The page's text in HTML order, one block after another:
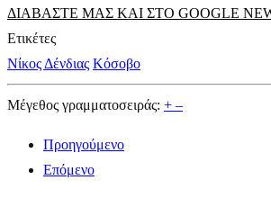
ΔΙΑΒΑΣΤΕ ΜΑΣ ΚΑΙ ΣΤΟ GOOGLE
Ετικέτες
Νίκος Δένδιας Κόσοβο
Μέγεθος γραμματοσειράς: + –
Προηγούμενο
Επόμενο